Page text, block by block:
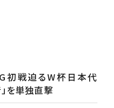
初戦迫るW杯日本代
を単独直撃